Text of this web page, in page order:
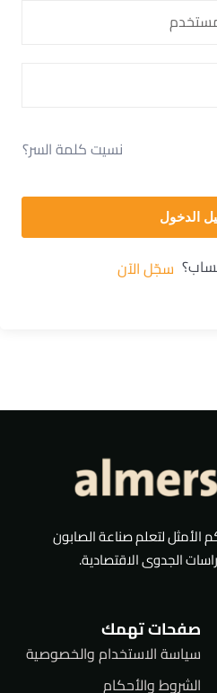
نسيت كلمة السر؟
الدخول
سجّل الآن
الأمثل لتعلم صناعة الصابون
الجدوى الاقتصادية.
صفحات تهمك
سياسة الاستخدام والخصوصية
الشروط والأحكام